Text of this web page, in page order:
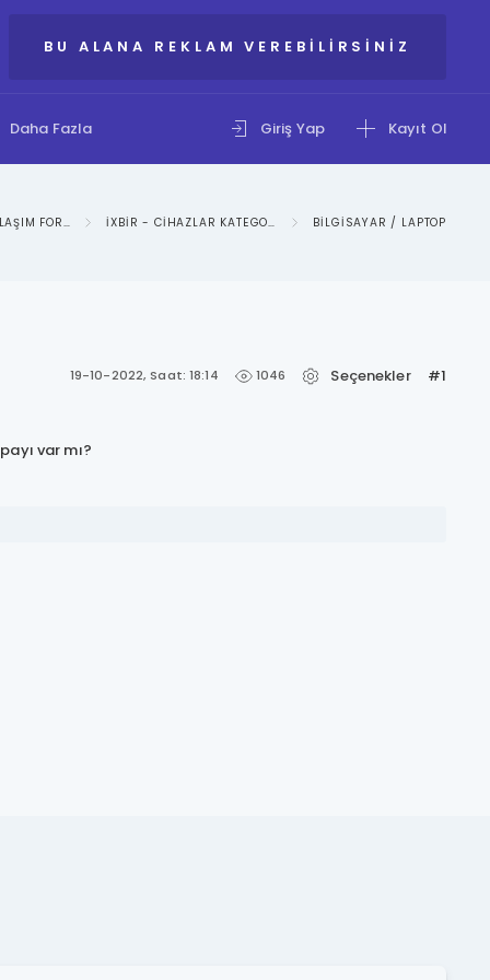
BU ALANA REKLAM VEREBILIRSINIZ
Daha Fazla Giriş Yap Kayıt Ol
IXBIR: BILGI PAYLAŞIM FORUMU IXBIR - CIHAZLAR KATEGORISI BILGISAYAR / LAPTOP
19-10-2022, Saat: 18:14 1046 Seçenekler #1
var mı?